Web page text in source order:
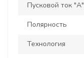
Пусковой ток "А"
Полярность
Технология